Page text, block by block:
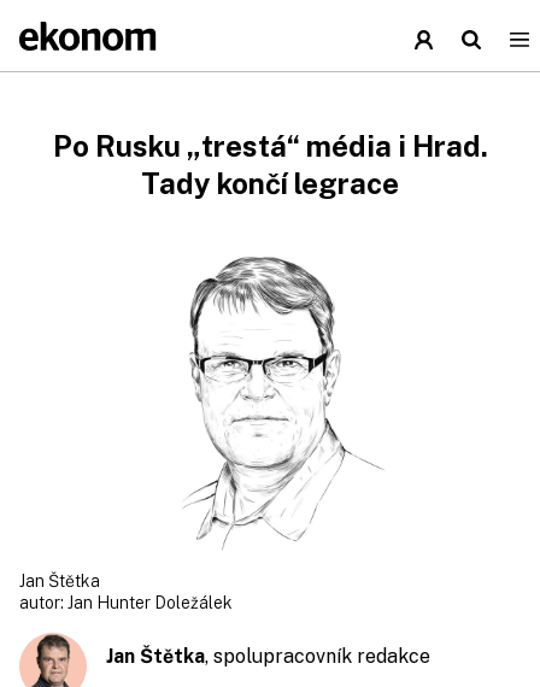
Po Rusku „trestá“ média i Hrad.
Tady končí legrace
Jan Štětka
autor: Jan Hunter Doležálek
Jan Štětka, spolupracovník redakce